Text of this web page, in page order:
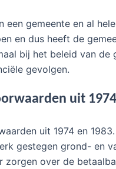
gemeente en al
en dus heeft de
bij het beleid van
gevolgen.
uit
uit 1974 en
gestegen grond- en
over de